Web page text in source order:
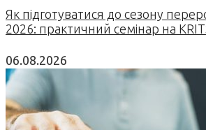
Як підготуватися до сезону
2026: практичний семінар на
06.08.2026